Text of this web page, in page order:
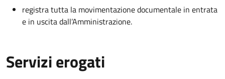
registra tutta la movimentazione documentale in entrata
e in uscita dall’Amministrazione.
Servizi erogati